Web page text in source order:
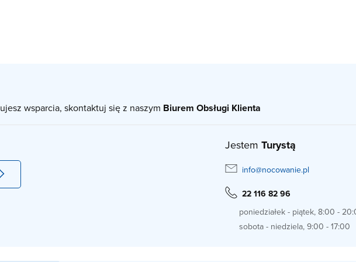
wsparcia, skontaktuj się z naszym Biurem Obsługi Klienta
Jestem Turystą
info@nocowanie.pl
22 116 82 96
poniedziałek - piątek, 8:00 -
sobota - niedziela, 9:00 - 17:00